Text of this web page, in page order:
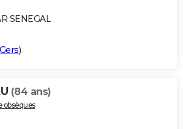
SENEGAL
)
(84 ans)
obsèques